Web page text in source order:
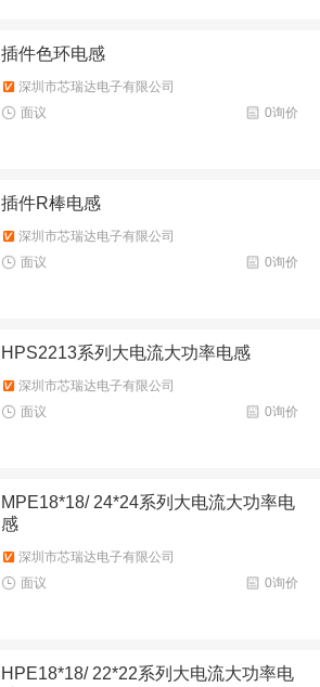
插件色环电感
深圳市芯瑞达电子有限公司
0询价
面议
插件R棒电感
深圳市芯瑞达电子有限公司
0询价
面议
HPS2213系列大电流大功率电感
深圳市芯瑞达电子有限公司
0询价
面议
MPE18*18/ 24*24系列大电流大功率电
感
深圳市芯瑞达电子有限公司
0询价
面议
HPE18*18/ 22*22系列大电流大功率电